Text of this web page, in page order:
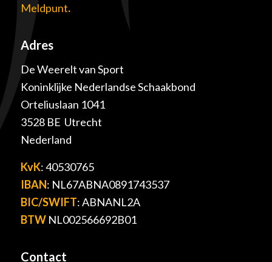
Meldpunt.
Adres
De Weerelt van Sport
Koninklijke Nederlandse Schaakbond
Orteliuslaan 1041
3528 BE Utrecht
Nederland
KvK: 40530765
IBAN: NL67ABNA0891743537
BIC/SWIFT: ABNANL2A
BTWNL002566692B01
Contact